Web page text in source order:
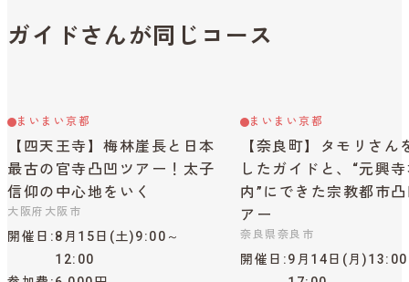
ガイドさんが同じコース
まいまい京都
【四天王寺】梅林崖長と日本
最古の官寺凸凹ツアー！太子
信仰の中心地をいく
大阪府大阪市
開催日
8月15日(土)9:00～
12:00
まいまい京都
【奈良町】タモリさん
したガイドと、“元興
内”にできた宗教都市
アー
奈良県奈良市
開催日
9月14日(月